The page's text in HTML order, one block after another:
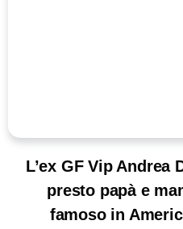
L’ex GF Vip Andrea
presto papà e
famoso in